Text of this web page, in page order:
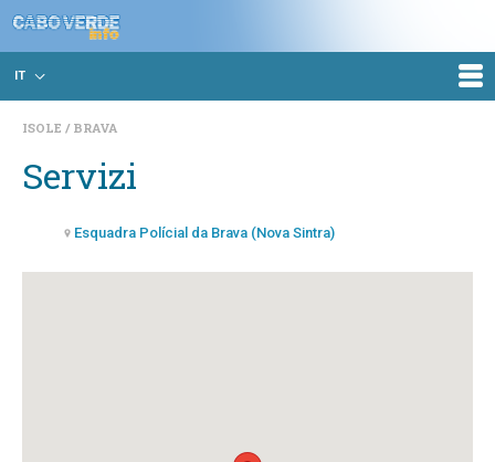
IT
ISOLE BRAVA
Servizi
Esquadra Polícial da Brava (Nova Sintra)